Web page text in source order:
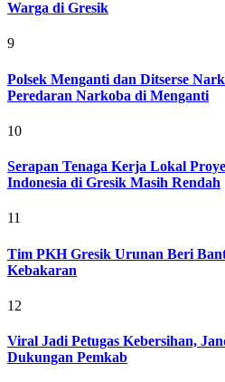
Warga di Gresik
9
Polsek Menganti dan Ditserse
Peredaran Narkoba di Menganti
10
Serapan Tenaga Kerja Lokal
Indonesia di Gresik Masih Rendah
11
Tim PKH Gresik Urunan Beri
Kebakaran
12
Viral Jadi Petugas Kebersihan,
Dukungan Pemkab